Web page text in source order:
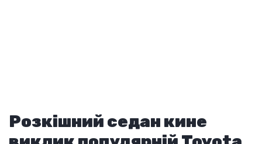
Розкішний седан кине